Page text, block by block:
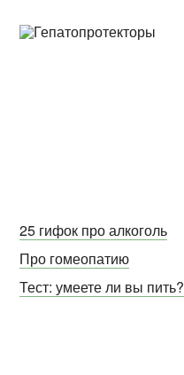
25 гифок про алкоголь
Про гомеопатию
Тест: умеете ли вы пить?